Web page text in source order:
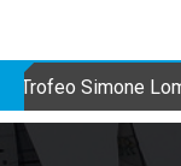
Trofeo Simone